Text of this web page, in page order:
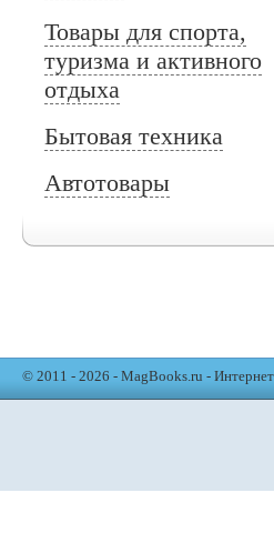
Товары для спорта,
туризма и активного
отдыха
Бытовая техника
Автотовары
© 2011 - 2026 - MagBooks.ru -